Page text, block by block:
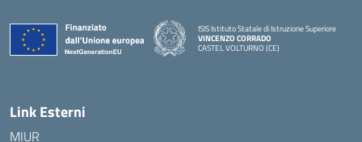
ISIS Istituto Statale di Istruzione Superiore
VINCENZO CORRADO
CASTEL VOLTURNO (CE)
Link Esterni
MIUR